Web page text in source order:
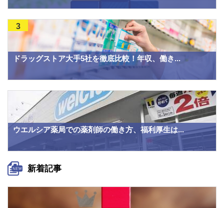
ドラッグストア大手5社を徹底比較！年収、働き...
3
ウエルシア薬局での薬剤師の働き方、福利厚生は...
新着記事